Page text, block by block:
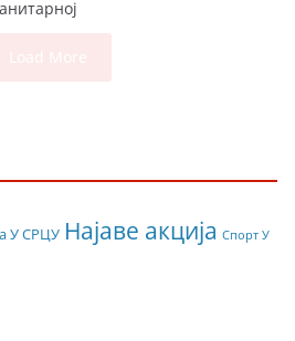
У СРЦУ Најаве акција Спорт У